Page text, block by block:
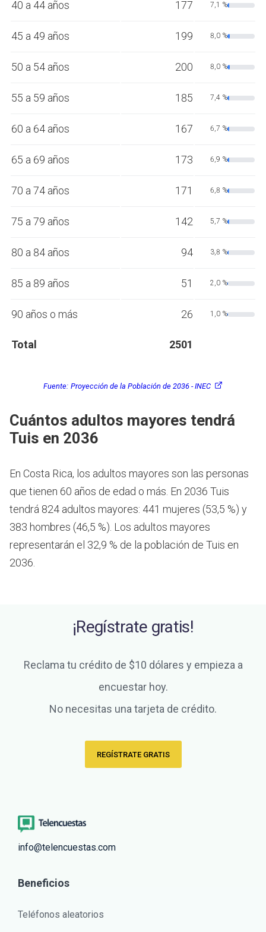
40 a 44 años 177 7,1 %
45 a 49 años 199 8,0 %
50 a 54 años 200 8,0 %
55 a 59 años 185 7,4 %
60 a 64 años 167 6,7 %
65 a 69 años 173 6,9 %
70 a 74 años 171 6,8 %
75 a 79 años 142 5,7 %
80 a 84 años 94 3,8 %
85 a 89 años 51 2,0 %
90 años o más 26 1,0 %
Total 2501
Fuente: Proyección de la Población de 2036 - INEC
Cuántos adultos mayores tendrá
Tuis en 2036
En Costa Rica, los adultos mayores son las personas
que tienen 60 años de edad o más. En 2036 Tuis
tendrá 824 adultos mayores: 441 mujeres (53,5 %) y
383 hombres (46,5 %). Los adultos mayores
representarán el 32,9 % de la población de Tuis en
2036.
¡Regístrate gratis!
Reclama tu crédito de $10 dólares y empieza a
encuestar hoy.
No necesitas una tarjeta de crédito.
REGÍSTRATE GRATIS
info@telencuestas.com
Beneficios
Teléfonos aleatorios